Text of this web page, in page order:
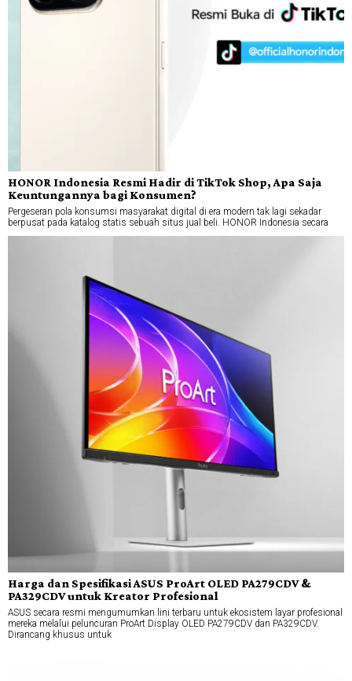
HONOR Indonesia Resmi Hadir di TikTok Shop, Apa Saja
Keuntungannya bagi Konsumen?
Pergeseran pola konsumsi masyarakat digital di era modern tak lagi sekadar
berpusat pada katalog statis sebuah situs jual beli. HONOR Indonesia secara
Harga dan Spesifikasi ASUS ProArt OLED PA279CDV &
PA329CDV untuk Kreator Profesional
ASUS secara resmi mengumumkan lini terbaru untuk ekosistem layar profesional
mereka melalui peluncuran ProArt Display OLED PA279CDV dan PA329CDV.
Dirancang khusus untuk